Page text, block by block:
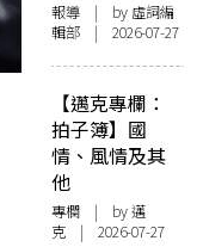
報導 | by 虛詞編
輯部 | 2026-07-27
【邁克專欄：
拍子簿】國
情、風情及其
他
專欄 | by邁
克 | 2026-07-27